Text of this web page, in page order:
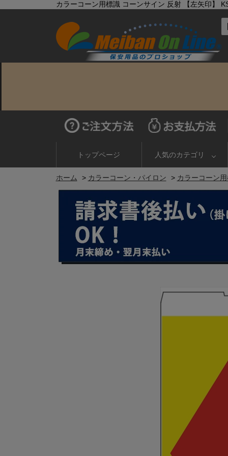
カラーコーン用標識 コーンサイン 反射 【左矢印】
トップページ 人気のカテゴリ
ホーム > カラーコーン・パイロン > カラーコーン